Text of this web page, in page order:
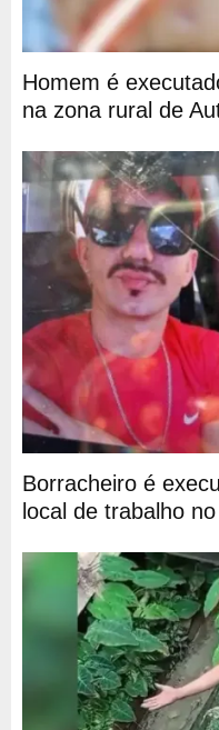
Homem é
na zona rural de
Borracheiro é
local de trabalho